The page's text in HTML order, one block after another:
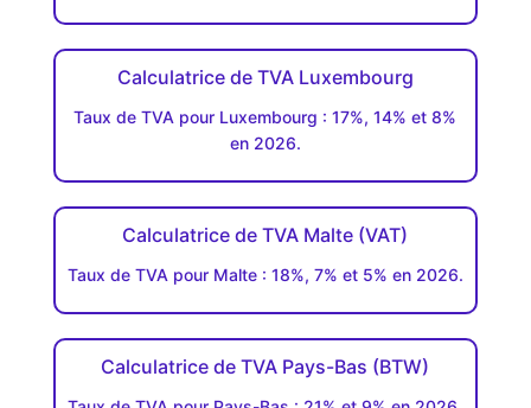
Calculatrice de TVA Luxembourg
Taux de TVA pour Luxembourg : 17%, 14% et 8%
en 2026.
Calculatrice de TVA Malte (VAT)
Taux de TVA pour Malte : 18%, 7% et 5% en 2026.
Calculatrice de TVA Pays-Bas (BTW)